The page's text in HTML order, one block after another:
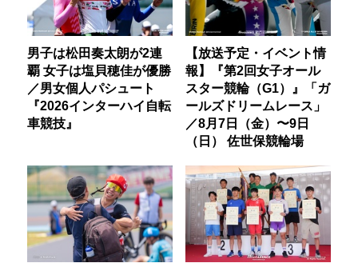
男子は松田奏太朗が2連
覇 女子は塩貝穂佳が優勝
／男女個人パシュート
『2026インターハイ自転
車競技』
【放送予定・イベント情
報】『第2回女子オール
スター競輪（G1）』「ガ
ールズドリームレース」
／8月7日（金）〜9日
（日） 佐世保競輪場